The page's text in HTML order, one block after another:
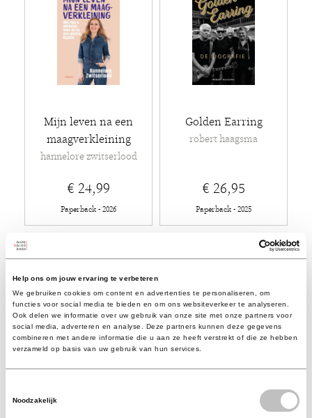
Help ons om jouw ervaring te verbeteren
We gebruiken cookies om content en advertenties te personaliseren, om
functies voor social media te bieden en om ons websiteverkeer te analyseren.
Ook delen we informatie over uw gebruik van onze site met onze partners voor
social media, adverteren en analyse. Deze partners kunnen deze gegevens
combineren met andere informatie die u aan ze heeft verstrekt of die ze hebben
verzameld op basis van uw gebruik van hun services.
Noodzakelijk
Mijn leven na een
maagverkleining
hannelore zwitserlood
€ 24,99
Paperback - 2026
Golden Earring
robert haagsma
€ 26,95
Paperback - 2025
Denken als de dader
In de greep van de